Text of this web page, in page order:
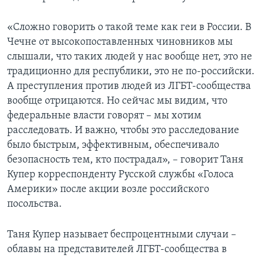
«Сложно говорить о такой теме как геи в России. В
Чечне от высокопоставленных чиновников мы
слышали, что таких людей у нас вообще нет, это не
традиционно для республики, это не по-российски.
А преступления против людей из ЛГБТ-сообщества
вообще отрицаются. Но сейчас мы видим, что
федеральные власти говорят – мы хотим
расследовать. И важно, чтобы это расследование
было быстрым, эффективным, обеспечивало
безопасность тем, кто пострадал», – говорит Таня
Купер корреспонденту Русской службы «Голоса
Америки» после акции возле российского
посольства.
Таня Купер называет беспроцентными случаи –
облавы на представителей ЛГБТ-сообщества в